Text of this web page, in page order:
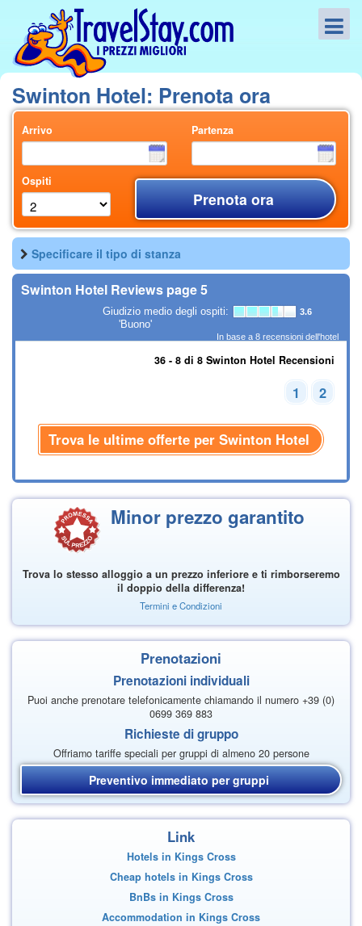
Swinton Hotel: Prenota ora
Arrivo Partenza
Ospiti
Prenota ora
Specificare il tipo di stanza
Swinton Hotel Reviews page 5
Giudizio medio degli ospiti: 3.6
'Buono'
In base a 8 recensioni dell'hotel
36 - 8 di 8 Swinton Hotel Recensioni
1 2
Trova le ultime offerte per Swinton Hotel
Minor prezzo garantito
Trova lo stesso alloggio a un prezzo inferiore e ti rimborseremo
il doppio della differenza!
Termini e Condizioni
Prenotazioni
Prenotazioni individuali
Puoi anche prenotare telefonicamente chiamando il numero +39 (0)
0699 369 883
Richieste di gruppo
Offriamo tariffe speciali per gruppi di almeno 20 persone
Preventivo immediato per gruppi
Link
Hotels in Kings Cross
Cheap hotels in Kings Cross
BnBs in Kings Cross
Accommodation in Kings Cross